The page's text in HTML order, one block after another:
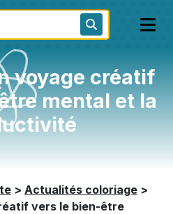
voyage créatif
mental et la
> Actualités coloriage >
vers le bien-être